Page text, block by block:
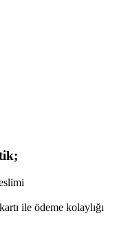
ile ödeme kolaylığı